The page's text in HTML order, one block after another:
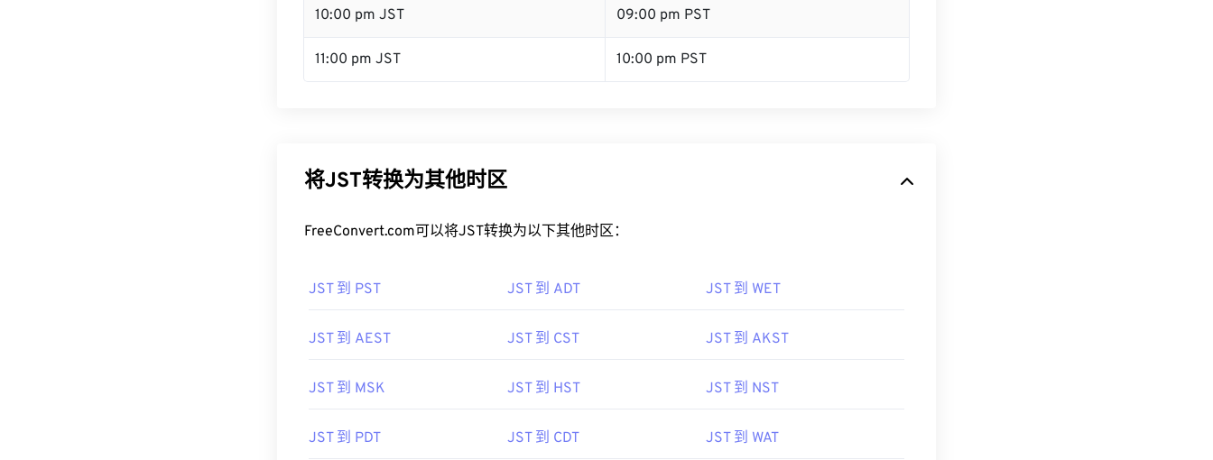
10:00 pm JST 09:00 pm PST
11:00 pm JST 10:00 pm PST
将JST转换为其他时区
FreeConvert.com可以将JST转换为以下其他时区：
JST 到 PST JST 到 ADT JST 到 WET
JST 到 AEST JST 到 CST JST 到 AKST
JST 到 MSK JST 到 HST JST 到 NST
JST 到 PDT JST 到 CDT JST 到 WAT